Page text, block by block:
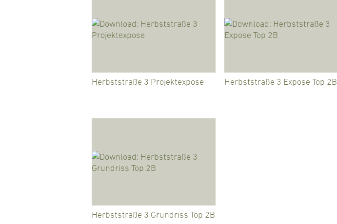
Herbststraße 3 Projektexpose Herbststraße 3 Expose Top 2B
Herbststraße 3 Grundriss Top 2B